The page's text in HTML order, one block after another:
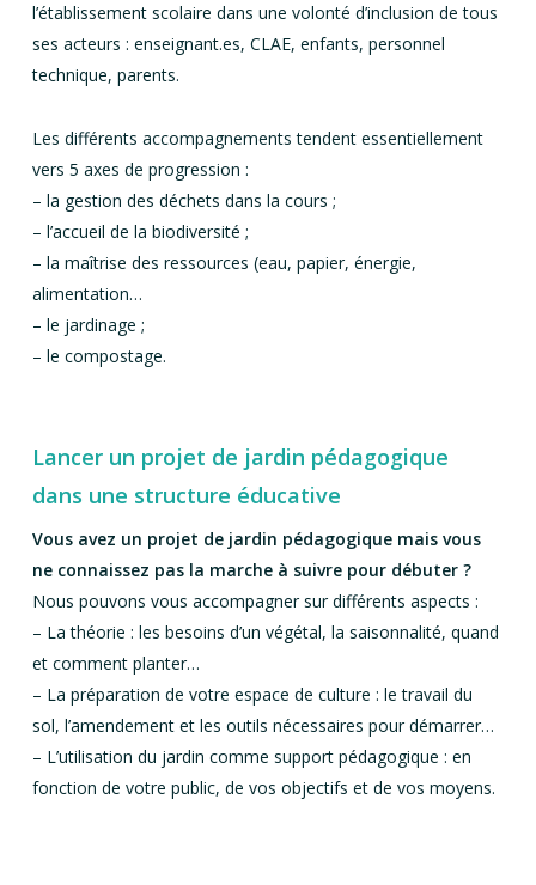
l’établissement scolaire dans une volonté d’inclusion de tous
ses acteurs : enseignant.es, CLAE, enfants, personnel
technique, parents.
Les différents accompagnements tendent essentiellement
vers 5 axes de progression :
– la gestion des déchets dans la cours ;
– l’accueil de la biodiversité ;
– la maîtrise des ressources (eau, papier, énergie,
alimentation…
– le jardinage ;
– le compostage.
Lancer un projet de jardin pédagogique
dans une structure éducative
Vous avez un projet de jardin pédagogique mais vous
ne connaissez pas la marche à suivre pour débuter ?
Nous pouvons vous accompagner sur différents aspects :
– La théorie : les besoins d’un végétal, la saisonnalité, quand
et comment planter…
– La préparation de votre espace de culture : le travail du
sol, l’amendement et les outils nécessaires pour démarrer…
– L’utilisation du jardin comme support pédagogique : en
fonction de votre public, de vos objectifs et de vos moyens.